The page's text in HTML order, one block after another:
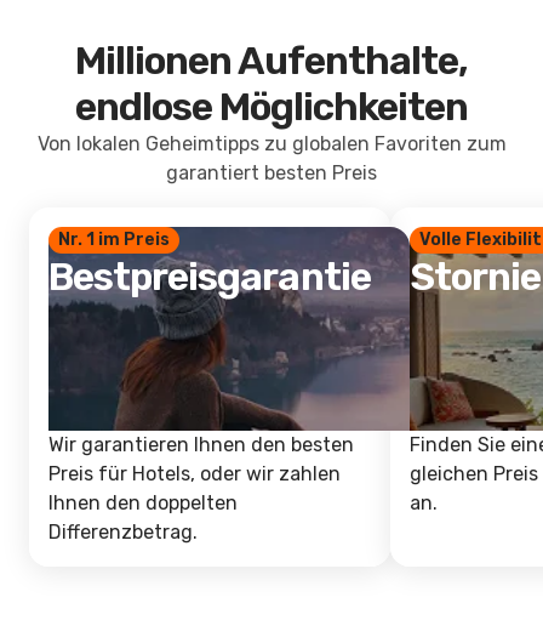
Millionen Aufenthalte,
endlose Möglichkeiten
Von lokalen Geheimtipps zu globalen Favoriten zum
garantiert besten Preis
Nr. 1 im Preis
Bestpreisgarantie
Wir garantieren Ihnen den besten
Preis für Hotels, oder wir zahlen
Ihnen den doppelten
Differenzbetrag.
Volle
Finden Sie
gleichen
an.